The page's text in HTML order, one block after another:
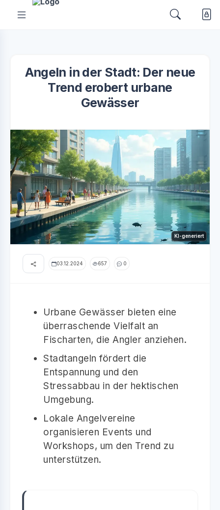
Angeln in der Stadt: Der neue
Trend erobert urbane
Gewässer
KI-generiert
03.12.2024 657 0
Urbane Gewässer bieten eine
überraschende Vielfalt an
Fischarten, die Angler anziehen.
Stadtangeln fördert die
Entspannung und den
Stressabbau in der hektischen
Umgebung.
Lokale Angelvereine
organisieren Events und
Workshops, um den Trend zu
unterstützen.